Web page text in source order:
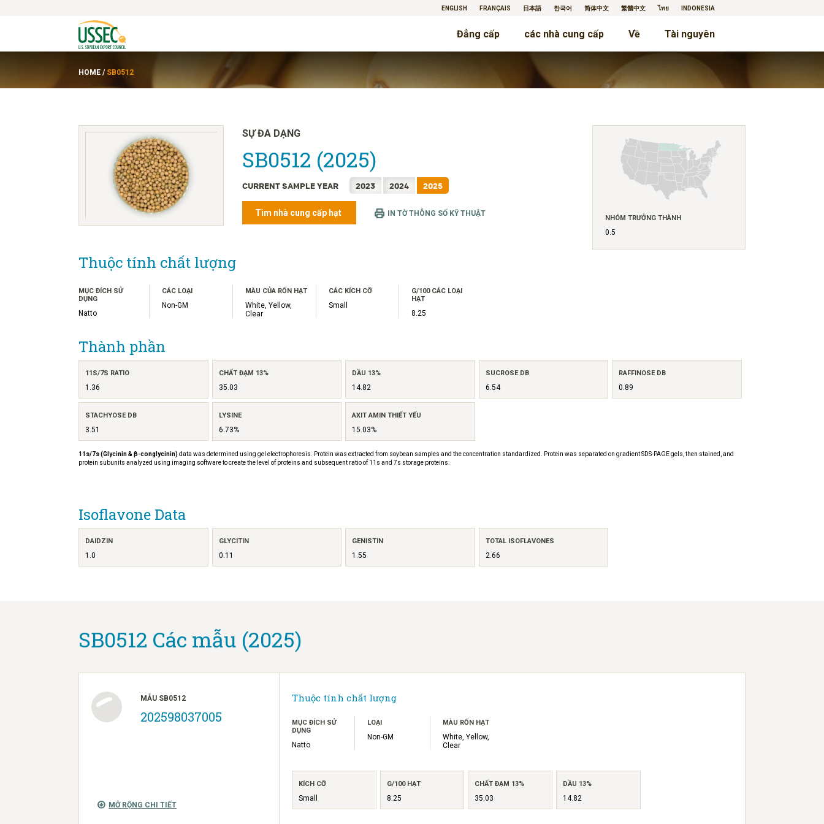
ENGLISH FRANÇAIS 日本語 한국어 简体中文 繁體中文 ไทย INDONESIA
Đẳng cấp các nhà cung cấp Về Tài nguyên
HOME / SB0512
SỰ ĐA DẠNG
SB0512 (2025)
CURRENT SAMPLE YEAR 2023 2024 2025
Tìm nhà cung cấp hạt IN TỜ THÔNG SỐ KỸ THUẬT
Thuộc tính chất lượng
MỤC ĐÍCH SỬ
DỤNG
Natto
CÁC LOẠI
Non-GM
MÀU CỦA RỐN HẠT
White, Yellow,
Clear
CÁC KÍCH CỠ
Small
G/100 CÁC LOẠI
HẠT
8.25
NHÓM TRƯỞNG THÀNH
0.5
Thành phần
11S/7S RATIO
1.36
CHẤT ĐẠM 13%
35.03
DẦU 13%
14.82
SUCROSE DB
6.54
RAFFINOSE DB
0.89
STACHYOSE DB
3.51
LYSINE
6.73%
AXIT AMIN THIẾT YẾU
15.03%
11s/7s (Glycinin & β-conglycinin) data was determined using gel electrophoresis. Protein was extracted from soybean samples and the concentration standardized. Protein was separated on gradient SDS-PAGE gels, then stained, and
protein subunits analyzed using imaging software to create the level of proteins and subsequent ratio of 11s and 7s storage proteins.
Isoflavone Data
DAIDZIN
1.0
GLYCITIN
0.11
GENISTIN
1.55
TOTAL ISOFLAVONES
2.66
SB0512 Các mẫu (2025)
MỞ RỘNG CHI TIẾT
MẪU SB0512
202598037005
Thuộc tính chất lượng
MỤC ĐÍCH SỬ
DỤNG
Natto
LOẠI
Non-GM
MÀU RỐN HẠT
White, Yellow,
Clear
KÍCH CỠ
Small
G/100 HẠT
8.25
CHẤT ĐẠM 13%
35.03
DẦU 13%
14.82